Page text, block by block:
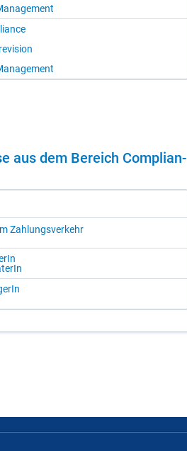
aus dem Be­reich Com­p­li­an­
Zah­lungs­ver­kehr